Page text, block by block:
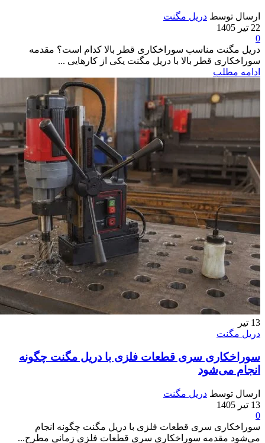
ارسال توسط دریل مگنت
22 تیر 1405
0
دریل مگنت مناسب سوراخکاری قطر بالا کدام است؟ مقدمه
سوراخکاری قطر بالا با دریل مگنت یکی از کارهایی ...
ادامه مطلب
13 تیر
دریل مگنت
سوراخکاری سری قطعات فلزی با دریل مگنت چگونه
انجام می‌شود
ارسال توسط دریل مگنت
13 تیر 1405
0
سوراخکاری سری قطعات فلزی با دریل مگنت چگونه انجام
می‌شود مقدمه سوراخکاری سری قطعات فلزی زمانی مطرح...